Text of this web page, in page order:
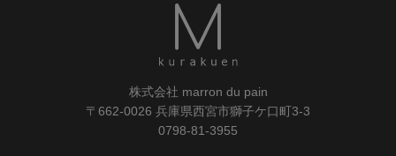
株式会社 marron du pain
〒662-0026 兵庫県西宮市獅子ケ口町3-3
0798-81-3955